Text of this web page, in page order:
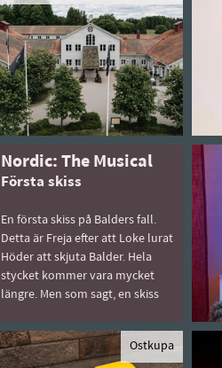
Nordic: The Musical
Första skiss
En första skiss på Balders fall.
Detta är Freja efter att Loke lurat
Höder att skjuta Balder. Hela
stycket kommer vara mycket
längre. Men som sagt, en skiss
Ostkupa